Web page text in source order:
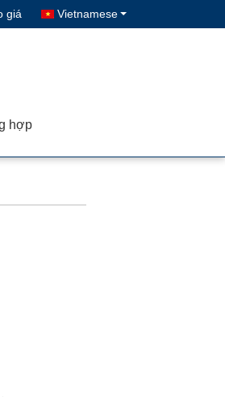
giá Vietnamese
hợp